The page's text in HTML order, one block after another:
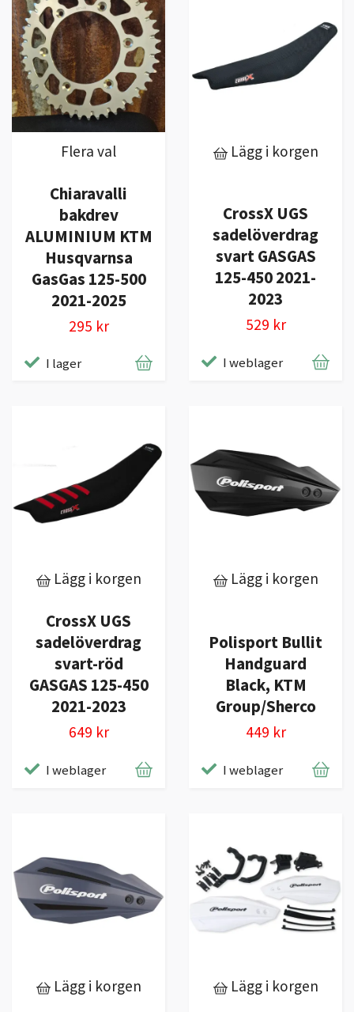
Flera val
Chiaravalli
bakdrev
ALUMINIUM KTM
Husqvarnsa
GasGas 125-500
2021-2025
295 kr
I lager
Lägg i korgen
CrossX UGS
sadelöverdrag
svart GASGAS
125-450 2021-
2023
529 kr
I weblager
Lägg i korgen
CrossX UGS
sadelöverdrag
svart-röd
GASGAS 125-450
2021-2023
649 kr
I weblager
Lägg i korgen
Polisport Bullit
Handguard
Black, KTM
Group/Sherco
449 kr
I weblager
Lägg i korgen Lägg i korgen